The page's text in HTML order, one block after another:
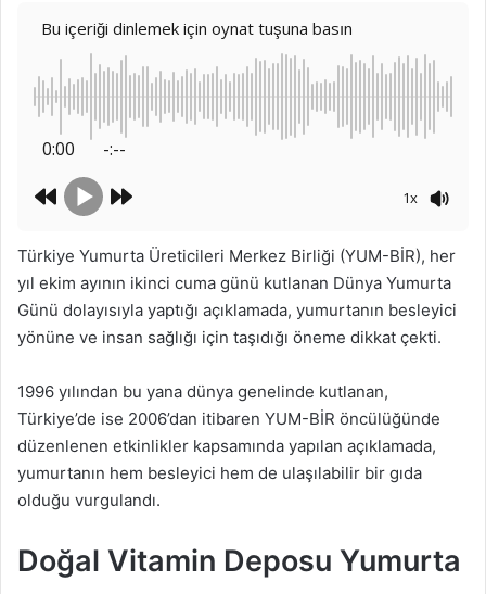
Bu içeriği dinlemek için oynat tuşuna basın
0:00 -:--
1x
Türkiye Yumurta Üreticileri Merkez Birliği (YUM-BİR), her
yıl ekim ayının ikinci cuma günü kutlanan Dünya Yumurta
Günü dolayısıyla yaptığı açıklamada, yumurtanın besleyici
yönüne ve insan sağlığı için taşıdığı öneme dikkat çekti.
1996 yılından bu yana dünya genelinde kutlanan,
Türkiye’de ise 2006’dan itibaren YUM-BİR öncülüğünde
düzenlenen etkinlikler kapsamında yapılan açıklamada,
yumurtanın hem besleyici hem de ulaşılabilir bir gıda
olduğu vurgulandı.
Doğal Vitamin Deposu Yumurta